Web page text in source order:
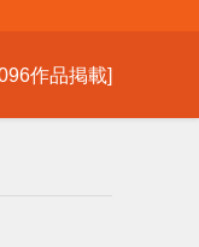
作品掲載]